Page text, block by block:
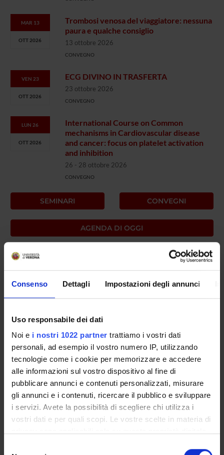
Consenso Dettagli Impostazioni degli annunci
Uso responsabile dei dati
Noi e i nostri 1022 partner trattiamo i vostri dati
personali, ad esempio il vostro numero IP, utilizzando
tecnologie come i cookie per memorizzare e accedere
alle informazioni sul vostro dispositivo al fine di
pubblicare annunci e contenuti personalizzati, misurare
gli annunci e i contenuti, ricercare il pubblico e sviluppare
i servizi. Avete la possibilità di scegliere chi utilizza i
vostri dati e per quali scopi. Le vostre scelte in materia di
MAR 13
OTT 2026
Trombosi venosa del viaggiatore: nessuna
paura e qualche consiglio
13 ottobre 2026
CONVEGNO
VEN 23
OTT 2026
ECG DIVINO IN TRASFERTA
23 ottobre 2026
CONVEGNO
LUN 26
OTT 2026
International Course on Common
mechanisms in Cardiovascular disease
and cancer: focus on platelet activation
and inhibition
26 - 28 ottobre 2026
CONVEGNO
SEMINARI CONVEGNI
AGENDA DI OGGI
FACOLTÀ DI MEDICINA
E CHIRURGIA
RICERCA COMPETENZE
MALATTIE RARE E
COMPLESSE: SEZIONI
DEL DIPARTIMENTO
PIANO OPERATIVO
DIPARTIMENTO DI
MEDICINA 2026-2028